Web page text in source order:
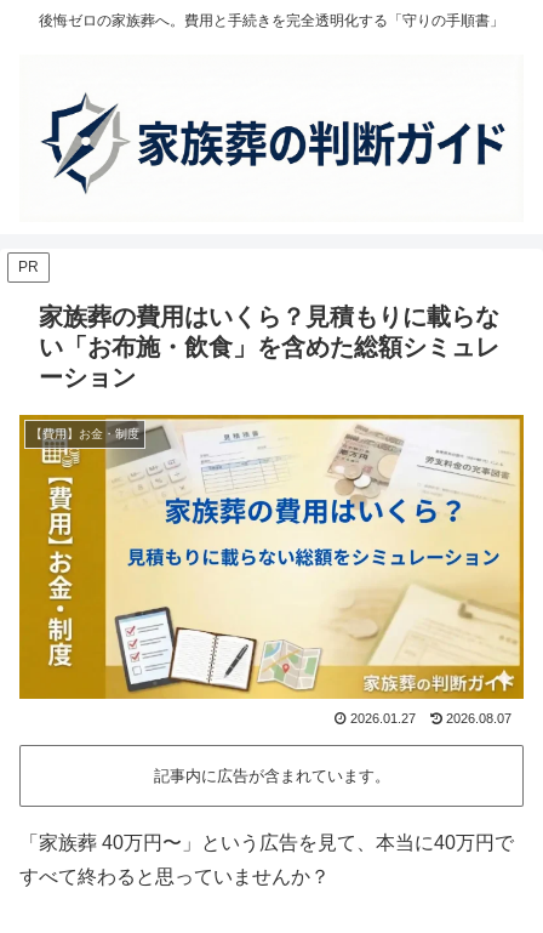
後悔ゼロの家族葬へ。費用と手続きを完全透明化する「守りの手順書」
PR
家族葬の費用はいくら？見積もりに載らな
い「お布施・飲食」を含めた総額シミュレ
ーション
【費用】お金・制度
2026.01.27 2026.08.07
記事内に広告が含まれています。
「家族葬 40万円〜」という広告を見て、本当に40万円で
すべて終わると思っていませんか？